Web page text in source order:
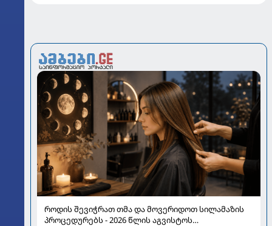
როდის შევიჭრათ თმა და მოვერიდოთ სილამაზის
პროცედურებს - 2026 წლის აგვისტოს